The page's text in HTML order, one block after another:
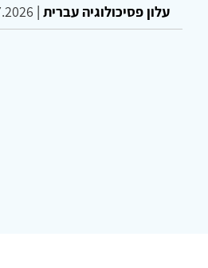
עלון פסיכולוגיה עברית |